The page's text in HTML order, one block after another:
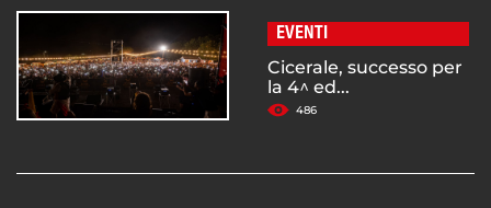
EVENTI
Cicerale, successo per
la 4^ ed...
486